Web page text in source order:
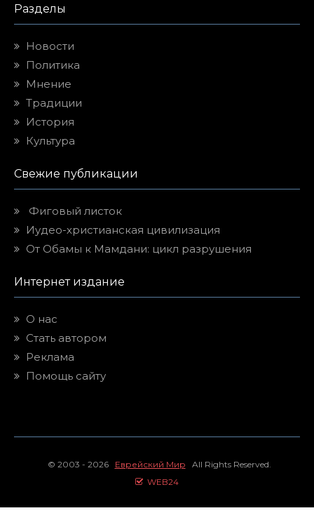
Разделы
Новости
Политика
Мнение
Традиции
История
Культура
Свежие публикации
Фиговый листок
Иудео-христианская цивилизация
От Обамы к Мамдани: цикл разрушения
Интернет издание
О нас
Стать автором
Реклама
Помощь сайту
© 2003 - 2026 Еврейский Мир All Rights Reserved.
WEB24